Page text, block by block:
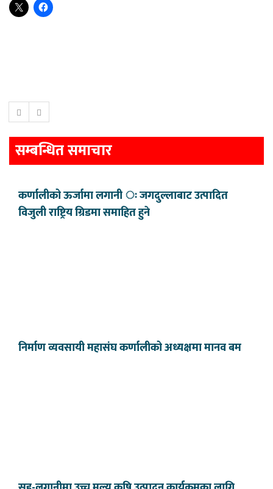
सम्बन्धित समाचार
कर्णालीको ऊर्जामा लगानी ः जगदुल्लाबाट उत्पादित
विजुली राष्ट्रिय ग्रिडमा समाहित हुने
निर्माण व्यवसायी महासंघ कर्णालीको अध्यक्षमा मानव बम